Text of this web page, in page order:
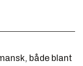
både blant